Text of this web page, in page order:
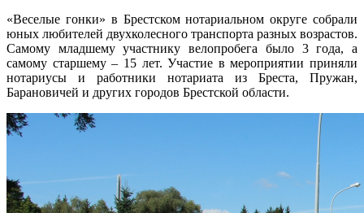
«Веселые гонки» в Брестском нотариальном округе собрали
юных любителей двухколесного транспорта разных возрастов.
Самому младшему участнику велопробега было 3 года, а
самому старшему – 15 лет. Участие в мероприятии приняли
нотариусы и работники нотариата из Бреста, Пружан,
Барановичей и других городов Брестской области.